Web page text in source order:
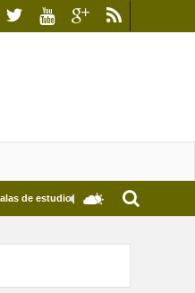
de las Bibliotecas Municipales y